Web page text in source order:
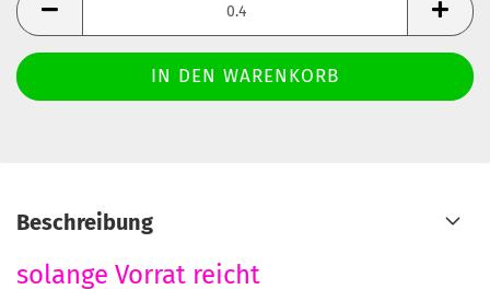
Meter
Beschreibung
solange Vorrat reicht